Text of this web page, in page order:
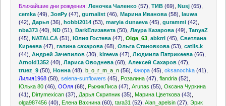
Ближайшие дни рождения: Леночка Чаленко (57) ,ТИВ (69) ,Nusj (65)
cemka (49) ,ЗояРу (47) ,gurnalist (46) ,Марина Иванова (58) ,lauwa
(42) ,Дарья (36) ,hobbi2014 (53) ,maryia dunaeva (45) ,gurammi (42)
nba373 (40) ,ND (51) ,DarkЕлизавета (50) ,Лаура Казарова (49) ,TanyaZ
(45) ,NATALCA (51) ,Юлия Гостева (47) ,Olga_63 ,abkrrl (45) ,Светлана
Киреева (47) ,галина сахарова (68) ,Ольга Становкова (53) ,catlis.k
(44) ,Андрей Зачепилов (30) ,kireeva (47) ,Людмила Патрикеева (66)
Arnold1352 (40) ,Лариса Оводнева (68) ,Алексей Сахаров (47)
truez_9 (50) ,Нонна (48) ,b_o_r_m_a_n (56) ,Фиора (45) ,oksanochka (41)
Лилия1968 (58) ,selena-sunflowers (45) Розалина (47) ,flandria (52)
Юлька 80 (46) ,ООля (68) РыжикЛиса (47) ,Arunas (55) ,Оксана Чуркина
(41)
Dirtymexican (37) Дарья Скрипник (35) Марина Цветкова (43)
olga987456 (40) Елена Вахнина (60) ,tara31 (52) ,Alan_apelsin (27) ,Эрик